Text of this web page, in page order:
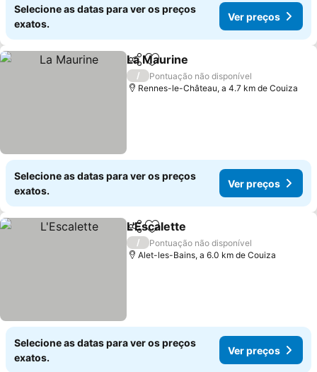
Selecione as datas para ver os preços
exatos.
Ver preços
PartilharAdicionar aos favoritos
La Maurine
/
Pontuação não disponível
Rennes-le-Château, a 4.7 km de Couiza
Selecione as datas para ver os preços
exatos.
Ver preços
PartilharAdicionar aos favoritos
L'Escalette
/
Pontuação não disponível
Alet-les-Bains, a 6.0 km de Couiza
Selecione as datas para ver os preços
exatos.
Ver preços